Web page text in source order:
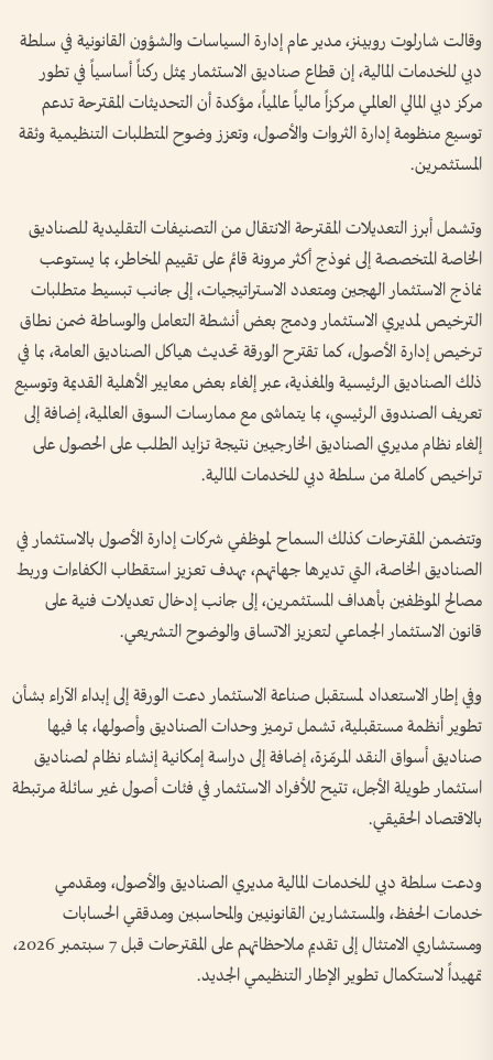
وقالت شارلوت روبينز، مدير عام إدارة السياسات والشؤون القانونية في سلطة
دبي للخدمات المالية، إن قطاع صناديق الاستثمار يمثل ركناً أساسياً في تطور
مركز دبي المالي العالمي مركزاً مالياً عالمياً، مؤكدة أن التحديثات المقترحة تدعم
توسيع منظومة إدارة الثروات والأصول، وتعزز وضوح المتطلبات التنظيمية وثقة
المستثمرين.
وتشمل أبرز التعديلات المقترحة الانتقال من التصنيفات التقليدية للصناديق
الخاصة المتخصصة إلى نموذج أكثر مرونة قائم على تقييم المخاطر، بما يستوعب
نماذج الاستثمار الهجين ومتعدد الاستراتيجيات، إلى جانب تبسيط متطلبات
الترخيص لمديري الاستثمار ودمج بعض أنشطة التعامل والوساطة ضمن نطاق
ترخيص إدارة الأصول، كما تقترح الورقة تحديث هياكل الصناديق العامة، بما في
ذلك الصناديق الرئيسية والمغذية، عبر إلغاء بعض معايير الأهلية القديمة وتوسيع
تعريف الصندوق الرئيسي، بما يتماشى مع ممارسات السوق العالمية، إضافة إلى
إلغاء نظام مديري الصناديق الخارجيين نتيجة تزايد الطلب على الحصول على
تراخيص كاملة من سلطة دبي للخدمات المالية.
وتتضمن المقترحات كذلك السماح لموظفي شركات إدارة الأصول بالاستثمار في
الصناديق الخاصة، التي تديرها جهاتهم، بهدف تعزيز استقطاب الكفاءات وربط
مصالح الموظفين بأهداف المستثمرين، إلى جانب إدخال تعديلات فنية على
قانون الاستثمار الجماعي لتعزيز الاتساق والوضوح التشريعي.
وفي إطار الاستعداد لمستقبل صناعة الاستثمار دعت الورقة إلى إبداء الآراء بشأن
تطوير أنظمة مستقبلية، تشمل ترميز وحدات الصناديق وأصولها، بما فيها
صناديق أسواق النقد المرمّزة، إضافة إلى دراسة إمكانية إنشاء نظام لصناديق
استثمار طويلة الأجل، تتيح للأفراد الاستثمار في فئات أصول غير سائلة مرتبطة
بالاقتصاد الحقيقي.
ودعت سلطة دبي للخدمات المالية مديري الصناديق والأصول، ومقدمي
خدمات الحفظ، والمستشارين القانونيين والمحاسبين ومدققي الحسابات
ومستشاري الامتثال إلى تقديم ملاحظاتهم على المقترحات قبل 7 سبتمبر 2026،
تمهيداً لاستكمال تطوير الإطار التنظيمي الجديد.